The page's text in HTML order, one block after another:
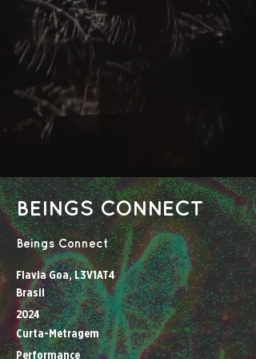
BEINGS CONNECT
Beings Connect
Flavia Goa, L3V1AT4
Brasil
2024
Curta-Metragem
Performance